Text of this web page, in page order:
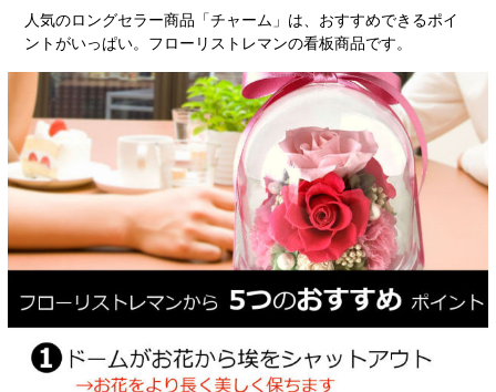
人気のロングセラー商品「チャーム」は、おすすめできるポイ
ントがいっぱい。フローリストレマンの看板商品です。